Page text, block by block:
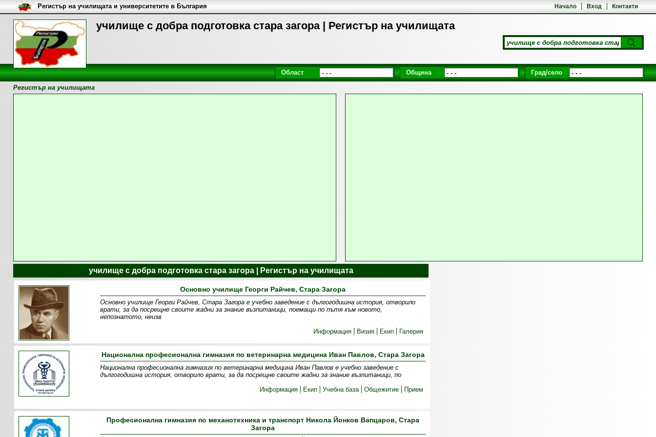
училище с добра подготовка стара загора | Регистър на училищата
Начало Вход Контакти
Регистър на училищата и университетите в България
Област Община Град/село
Регистър на училищата
училище с добра подготовка стара загора | Регистър на училищата
Основно училище Георги Райчев, Стара Загора
Основно училище Георги Райчев, Стара Загора е учебно заведение с дългогодишна история, отворило
врати, за да посрещне своите жадни за знание възпитаници, поемащи по пътя към новото,
непознатото, неизв
Информация
Визия Екип Галерия
Национална професионална гимназия по ветеринарна медицина Иван Павлов, Стара Загора
Национална професионална гимназия по ветеринарна медицина Иван Павлов е учебно заведение с
дългогодишна история, отворило врати, за да посрещне своите жадни за знание възпитаници, по
Информация
Екип Учебна база Общежитие Прием
Професионална гимназия по механотехника и транспорт Никола Йонков Вапцаров, Стара
Загора